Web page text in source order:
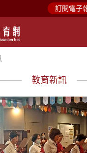
訂閱電子
教育新訊